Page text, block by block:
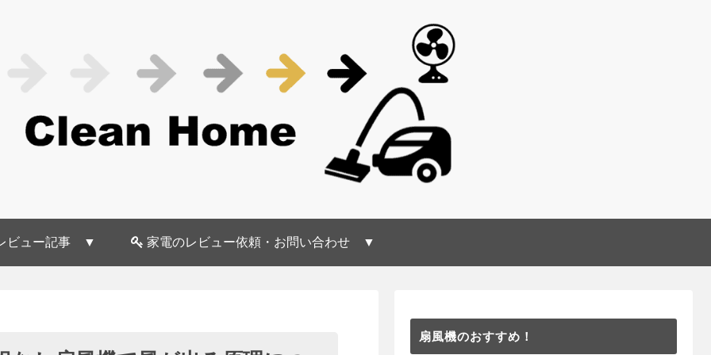
ビュー記事 ▼ 家電のレビュー依頼・お問い合わせ ▼
扇風機のおすすめ！